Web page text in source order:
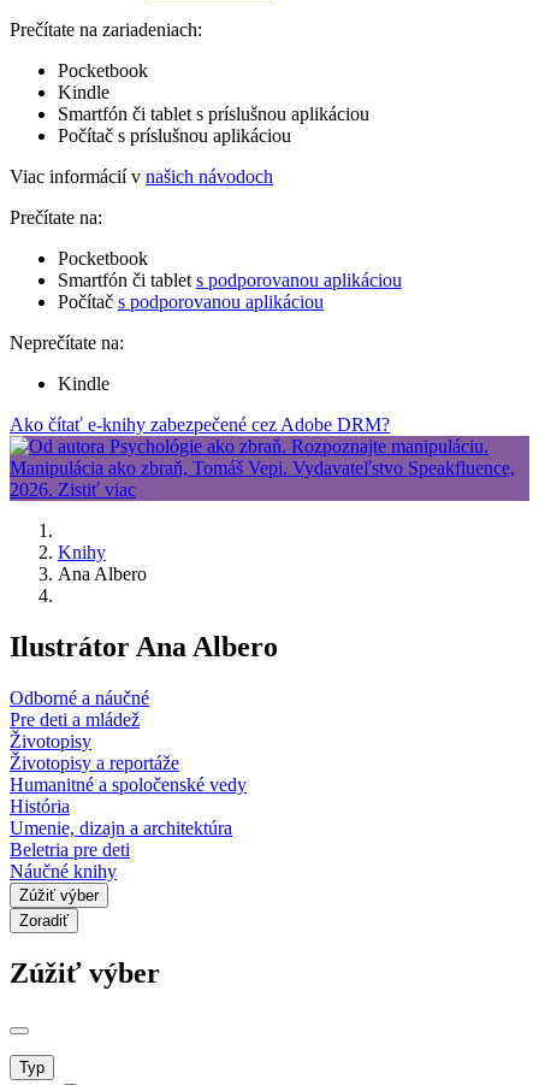
Prečítate na zariadeniach:
Pocketbook
Kindle
Smartfón či tablet s príslušnou aplikáciou
Počítač s príslušnou aplikáciou
Viac informácií v našich návodoch
Prečítate na:
Pocketbook
Smartfón či tablet s podporovanou aplikáciou
Počítač s podporovanou aplikáciou
Neprečítate na:
Kindle
Ako čítať e-knihy zabezpečené cez Adobe DRM?
Knihy
Ana Albero
Ilustrátor Ana Albero
Odborné a náučné
Pre deti a mládež
Životopisy
Životopisy a reportáže
Humanitné a spoločenské vedy
História
Umenie, dizajn a architektúra
Beletria pre deti
Náučné knihy
Zúžiť výber
Zoradiť
Zúžiť výber
Typ